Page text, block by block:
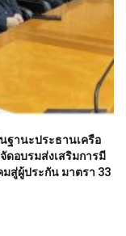
ฐานะประธานเครือ
อบรมส่งเสริมการมี
สู่ผู้ประกัน มาตรา 33